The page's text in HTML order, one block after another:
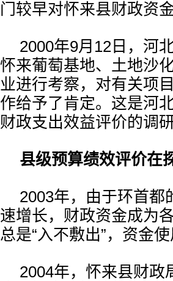
门较早对怀来县财政资
2000年9月12日，河
怀来葡萄基地、土地沙
业进行考察，对有关项
作给予了肯定。这是河
财政支出效益评价的调研
县级预算绩效评价在
2003年，由于环首都
速增长，财政资金成为
总是“入不敷出”，资金使
2004年，怀来县财政